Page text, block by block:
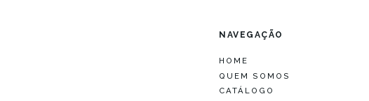
NAVEGAÇÃO
HOME
QUEM SOMOS
CATÁLOGO